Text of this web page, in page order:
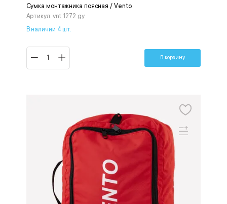
Сумка монтажника поясная / Vento
Артикул: vnt 1272 gy
В наличии 4 шт.
В корзину